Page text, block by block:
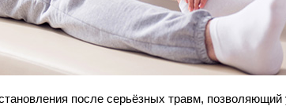
после серьёзных травм, позволяющий